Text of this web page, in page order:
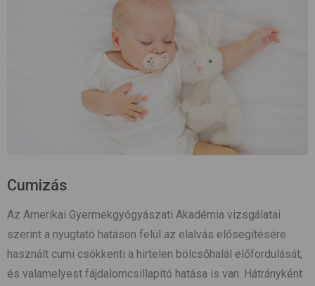
Cumizás
Az Amerikai Gyermekgyógyászati Akadémia vizsgálatai
szerint a nyugtató hatáson felül az elalvás elősegítésére
használt cumi csökkenti a hirtelen bölcsőhalál előfordulását,
és valamelyest fájdalomcsillapító hatása is van. Hátrányként